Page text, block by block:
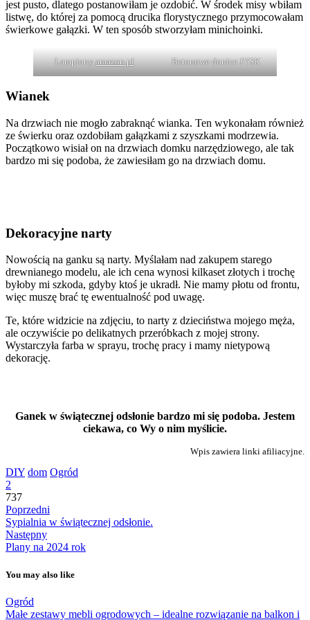
jest pusto, dlatego postanowiłam je ozdobić. W środek misy wbiłam
listwę, do której za pomocą drucika florystycznego przymocowałam
świerkowe gałązki. W ten sposób stworzyłam minichoinki.
Lampionyamazon.pl Betonowe donice JYSK
Wianek
Na drzwiach nie mogło zabraknąć wianka. Ten wykonałam również
ze świerku oraz ozdobiłam gałązkami z szyszkami modrzewia.
Początkowo wisiał on na drzwiach domku narzędziowego, ale tak
bardzo mi się podoba, że zawiesiłam go na drzwiach domu.
Dekoracyjne narty
Nowością na ganku są narty. Myślałam nad zakupem starego
drewnianego modelu, ale ich cena wynosi kilkaset złotych i trochę
byłoby mi szkoda, gdyby ktoś je ukradł. Nie mamy płotu od frontu,
więc muszę brać tę ewentualność pod uwagę.
Te, które widzicie na zdjęciu, to narty z dzieciństwa mojego męża,
ale oczywiście po delikatnych przeróbkach z mojej strony.
Wystarczyła farba w sprayu, trochę pracy i mamy nietypową
dekorację.
Ganek w świątecznej odsłonie bardzo mi się podoba. Jestem
ciekawa, co Wy o nim myślicie.
Wpis zawiera linki afiliacyjne.
DIY dom Ogród
2
737
Poprzedni
Sypialnia w świątecznej odsłonie.
Następny
Plany na 2024 rok
You may also like
Ogród
Małe zestawy mebli ogrodowych – idealne rozwiązanie na balkon i